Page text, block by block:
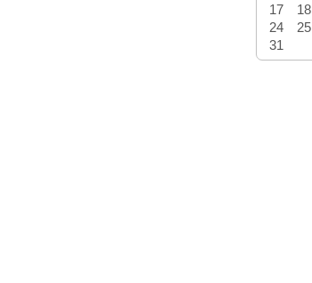
17
18
24
25
31